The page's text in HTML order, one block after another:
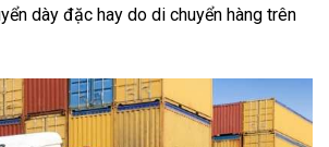
dày đặc hay do di chuyển hàng trên